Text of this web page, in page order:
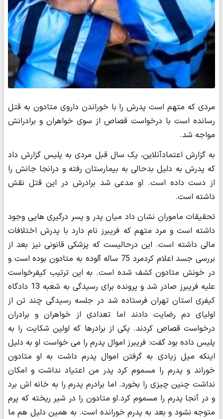
مردی که متهم است پدرش را با خوراندن داروی متادون به قتل
رسانده است با درخواست قصاص از سوی خواهران و برادرانش
مواجه شد.
به گزارش اعتمادآنلاین، یک سال قبل مردی به پلیس گزارش داد
که پدرش به دلیل بدحالی به بیمارستان رفته و درانجا جانش را
از دست داده است. او مدعی شد برادرش در این قتل نقش
داشته است.
تحقیقات ماموران نشان داد میان پدر و پسر درگیری هایی وجود
داشته است و مرد متهم که فریبرز نام دارد با پدرش اختلافات
مالی داشته است. این درحالیست که پزشکی قانونی نیز بعد از
بررسی جسد اعلام کردمرد 75 ساله آلوده به متادون بوده است و
در خونش متادون کشف شده است. به این ترتیب کیفرخواست
علیه فریبرز صادر شد و پرونده برای رسیدگی به شعبه 13 دادگاه
کیفری استان تهران فرستاده شد در جلسه رسیدگی چند تن از
اولیای دم رضایت دادند اما تعدادی از خواهران و برادران
درخواست قصاص کردند. یکی از برادرها که اولین شکایت را به
پلیس داده بود گفت: فریبرز اموال پدرم را می خواست او به دلیل
اینکه میل زیادی به گرفتن اموال پدرم داشت به او متادون
خوراند و پدرم را مسموم کرد پدر من اعتیاد نداشت و امکان
نداشت چنین چیزی را بخورد. اما برادرم پدرم را به خانه اش برد
و در آنجا پدرم را مسموم کرد.او متادون را در شیر ریخته که پرم
متوجه نشود و بعد به پدرم خورانده است. به همین دلیل هم ما